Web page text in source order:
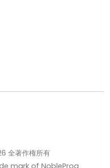
全著作権所有
mark of NobleProg